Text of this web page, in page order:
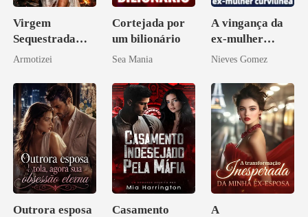
Virgem
Sequestrada
pelo Mafioso
CONTRATO
DE SANGUE
Armotizei
Cortejada por
um bilionário
Sea Mania
A vingança da
ex-mulher
curvilínea
Nieves Gomez
Outrora esposa
Casamento
A